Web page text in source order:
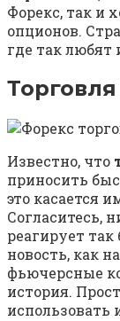
Форекс, так и
опционов.
где так
Известно, что
приносить
это касается
Согласитесь,
реагирует
новость, как
фьючерсные
история.
использовать